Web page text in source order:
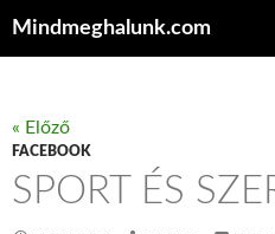
Mindmeghalunk.com
« Előző
FACEBOOK
SPORT ÉS